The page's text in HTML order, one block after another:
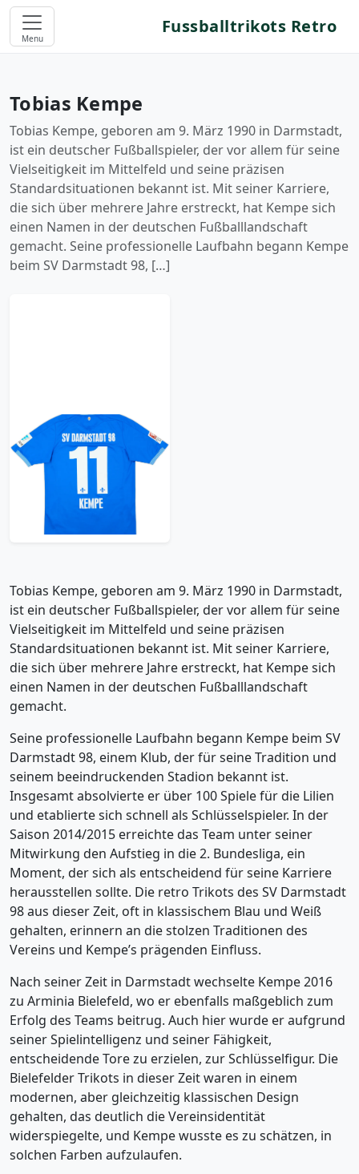
Menu
Fussballtrikots Retro
Tobias Kempe
Tobias Kempe, geboren am 9. März 1990 in Darmstadt,
ist ein deutscher Fußballspieler, der vor allem für seine
Vielseitigkeit im Mittelfeld und seine präzisen
Standardsituationen bekannt ist. Mit seiner Karriere,
die sich über mehrere Jahre erstreckt, hat Kempe sich
einen Namen in der deutschen Fußballlandschaft
gemacht. Seine professionelle Laufbahn begann Kempe
beim SV Darmstadt 98, […]
2015-16 SV Darmstadt
98 Home Shirt Kempe
#11 - 8/10 - (S)
59.99£ · ca. €71
Tobias Kempe, geboren am 9. März 1990 in Darmstadt,
ist ein deutscher Fußballspieler, der vor allem für seine
Vielseitigkeit im Mittelfeld und seine präzisen
Standardsituationen bekannt ist. Mit seiner Karriere,
die sich über mehrere Jahre erstreckt, hat Kempe sich
einen Namen in der deutschen Fußballlandschaft
gemacht.
Seine professionelle Laufbahn begann Kempe beim SV
Darmstadt 98, einem Klub, der für seine Tradition und
seinem beeindruckenden Stadion bekannt ist.
Insgesamt absolvierte er über 100 Spiele für die Lilien
und etablierte sich schnell als Schlüsselspieler. In der
Saison 2014/2015 erreichte das Team unter seiner
Mitwirkung den Aufstieg in die 2. Bundesliga, ein
Moment, der sich als entscheidend für seine Karriere
herausstellen sollte. Die retro Trikots des SV Darmstadt
98 aus dieser Zeit, oft in klassischem Blau und Weiß
gehalten, erinnern an die stolzen Traditionen des
Vereins und Kempe’s prägenden Einfluss.
Nach seiner Zeit in Darmstadt wechselte Kempe 2016
zu Arminia Bielefeld, wo er ebenfalls maßgeblich zum
Erfolg des Teams beitrug. Auch hier wurde er aufgrund
seiner Spielintelligenz und seiner Fähigkeit,
entscheidende Tore zu erzielen, zur Schlüsselfigur. Die
Bielefelder Trikots in dieser Zeit waren in einem
modernen, aber gleichzeitig klassischen Design
gehalten, das deutlich die Vereinsidentität
widerspiegelte, und Kempe wusste es zu schätzen, in
solchen Farben aufzulaufen.